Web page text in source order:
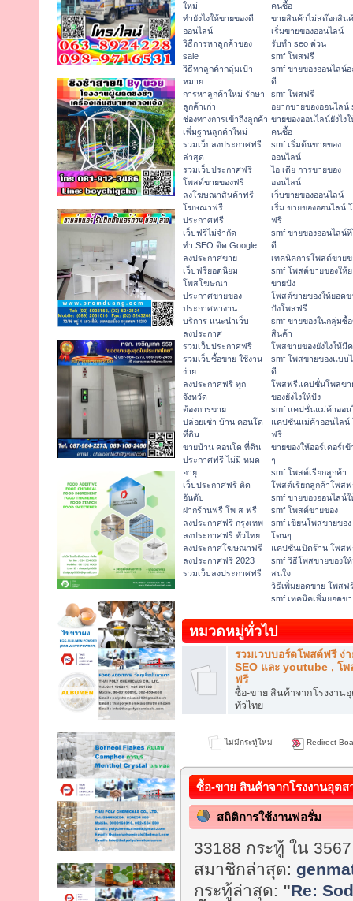
ใหม่
ทํายังไงให้ขายของดี
ออนไลน์
วิธีการหาลูกค้าของ
sale
วิธีหาลูกค้ากลุ่มเป้า
หมาย
การหาลูกค้าใหม่ รักษา
ลูกค้าเก่า
ช่องทางการเข้าถึงลูกค้า
เพิ่มฐานลูกค้าใหม่
รวมเว็บลงประกาศฟรี
ล่าสุด
รวมเว็บประกาศฟรี
โพสต์ขายของฟรี
ลงโฆษณาสินค้าฟรี
โฆษณาฟรี
ประกาศฟรี
เว็บฟรีไม่จำกัด
ทำ SEO ติด Google
ลงประกาศขาย
เว็บฟรียอดนิยม
โพสโฆษณา
ประกาศขายของ
ประกาศหางาน
บริการ แนะนำเว็บ
ลงประกาศ
รวมเว็บประกาศฟรี
รวมเว็บซื้อขาย ใช้งาน
ง่าย
ลงประกาศฟรี ทุก
จังหวัด
ต้องการขาย
ปล่อยเช่า บ้าน คอนโด
ที่ดิน
ขายบ้าน คอนโด ที่ดิน
ประกาศฟรี ไม่มี หมด
อายุ
เว็บประกาศฟรี ติด
อันดับ
ฝากร้านฟรี โพ ส ฟรี
ลงประกาศฟรี กรุงเทพ
ลงประกาศฟรี ทั่วไทย
ลงประกาศโฆษณาฟรี
ลงประกาศฟรี 2023
รวมเว็บลงประกาศฟรี
คนซื้อ
ขายสินค้าไม่สต๊อกสิน
เริ่มขายของออนไลน์
รับทำ seo ด่วน
smf โพสฟรี
smf ขายของออนไลน์อ
ดี
smf โพสฟรี
อยากขายของออนไลน์
ขายของออนไลน์ยังไง
คนซื้อ
smf เริ่มต้นขายของ
ออนไลน์
ไอ เดีย การขายของ
ออนไลน์
เว็บขายของออนไลน์
เริ่ม ขายของออนไลน์
ฟรี
smf ขายของออนไลน์
ดี
เทคนิคการโพสต์ขายข
smf โพสต์ขายของให้
ขายปัง
โพสต์ขายของให้ยอดข
ปังโพสฟรี
smf ขายของในกลุ่มซื้
สินค้า
โพสขายของยังไงให้มี
smf โพสขายของแบบ
ดี
โพสฟรีแคปชั่นโพสขา
ของยังไงให้ปัง
smf แคปชั่นแม่ค้าออน
แคปชั่นแม่ค้าออนไลน์
ฟรี
ขายของให้ออร์เดอร์เข้
ๆ
smf โพสต์เรียกลูกค้า
โพสต์เรียกลูกค้าโพส
smf ขายของออนไลน์ใ
smf โพสต์ขายของ
smf เขียนโพสขายของ
โดนๆ
แคปชั่นเปิดร้าน โพส
smf วิธีโพสขายของใ
สนใจ
วิธีเพิ่มยอดขาย โพสฟ
smf เทคนิคเพิ่มยอดข
หมวดหมู่ทั่วไป
รวมเวบบอร์ดโพสต์ฟรี ง่า
SEO และ youtube , โ
ฟรี
ซื้อ-ขาย สินค้าจากโรงงาน
ทั่วไทย
ไม่มีกระทู้ใหม่ Redirect
ซื้อ-ขาย สินค้าจากโรงงานอุต
สถิติการใช้งานฟอรั่ม
33188 กระทู้ ใน
สมาชิกล่าสุด:
กระทู้ล่าสุด: "Re: